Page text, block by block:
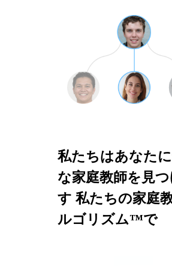
私たちはあなた
な家庭教師を見つ
す 私たちの家庭
ルゴリズム™で